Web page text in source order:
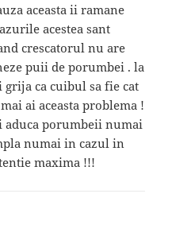
aceasta ii ramane
acestea sant
crescatorul nu are
puii de porumbei . la
grija ca cuibul sa fie cat
ai aceasta problema !
aduca porumbeii numai
numai in cazul in
maxima !!!